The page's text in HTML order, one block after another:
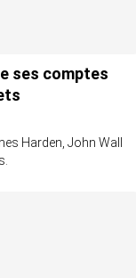
ses comptes
Harden, John Wall